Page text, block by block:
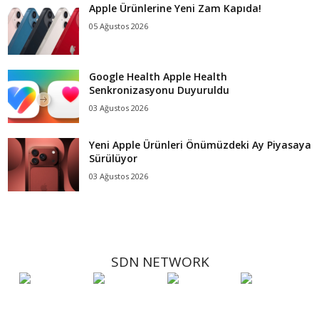
Apple Ürünlerine Yeni Zam Kapıda!
05 Ağustos 2026
Google Health Apple Health
Senkronizasyonu Duyuruldu
03 Ağustos 2026
Yeni Apple Ürünleri Önümüzdeki Ay Piyasaya
Sürülüyor
03 Ağustos 2026
SDN NETWORK